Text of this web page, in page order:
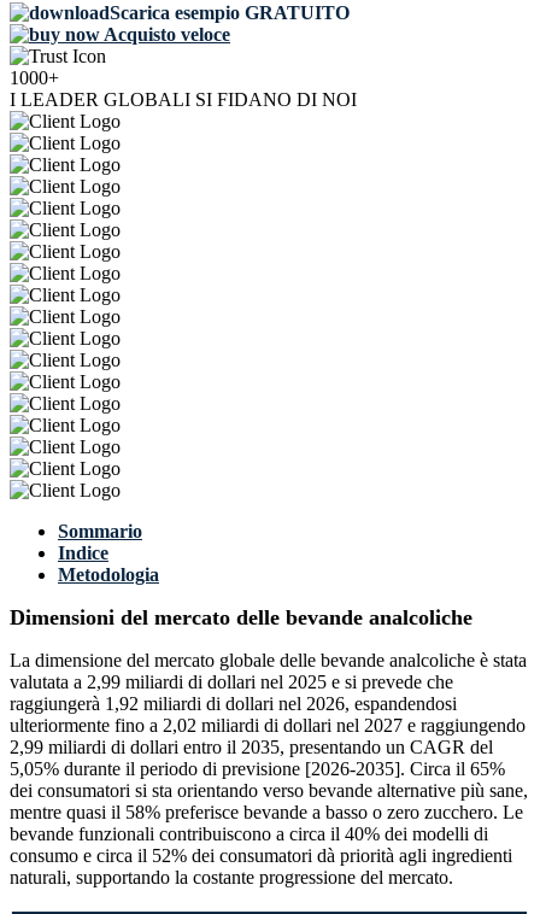
Scarica esempio GRATUITO
Acquisto veloce
1000+
I LEADER GLOBALI SI FIDANO DI NOI
Sommario
Indice
Metodologia
Dimensioni del mercato delle bevande analcoliche
La dimensione del mercato globale delle bevande analcoliche è stata
valutata a 2,99 miliardi di dollari nel 2025 e si prevede che
raggiungerà 1,92 miliardi di dollari nel 2026, espandendosi
ulteriormente fino a 2,02 miliardi di dollari nel 2027 e raggiungendo
2,99 miliardi di dollari entro il 2035, presentando un CAGR del
5,05% durante il periodo di previsione [2026-2035]. Circa il 65%
dei consumatori si sta orientando verso bevande alternative più sane,
mentre quasi il 58% preferisce bevande a basso o zero zucchero. Le
bevande funzionali contribuiscono a circa il 40% dei modelli di
consumo e circa il 52% dei consumatori dà priorità agli ingredienti
naturali, supportando la costante progressione del mercato.